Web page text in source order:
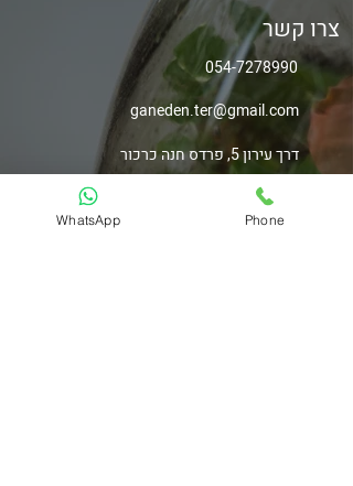
צרו קשר
054-7278990
ganeden.ter@gmail.com
דרך עירון 5, פרדס חנה כרכור
WhatsApp Phone